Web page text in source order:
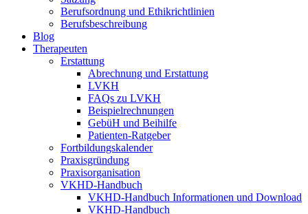
Berufsordnung und Ethikrichtlinien
Berufsbeschreibung
Blog
Therapeuten
Erstattung
Abrechnung und Erstattung
LVKH
FAQs zu LVKH
Beispielrechnungen
GebüH und Beihilfe
Patienten-Ratgeber
Fortbildungskalender
Praxisgründung
Praxisorganisation
VKHD-Handbuch
VKHD-Handbuch Informationen und Download
VKHD-Handbuch